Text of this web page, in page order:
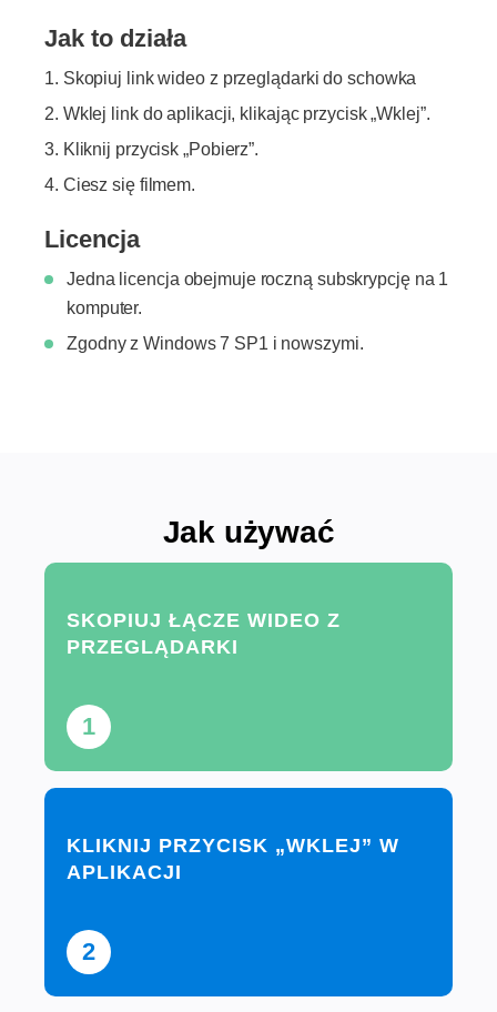
Jak to działa
Skopiuj link wideo z przeglądarki do schowka
Wklej link do aplikacji, klikając przycisk „Wklej”.
Kliknij przycisk „Pobierz”.
Ciesz się filmem.
Licencja
Jedna licencja obejmuje roczną subskrypcję na 1
komputer.
Zgodny z Windows 7 SP1 i nowszymi.
Jak używać
1
SKOPIUJ ŁĄCZE WIDEO Z
PRZEGLĄDARKI
2
KLIKNIJ PRZYCISK „WKLEJ” W
APLIKACJI